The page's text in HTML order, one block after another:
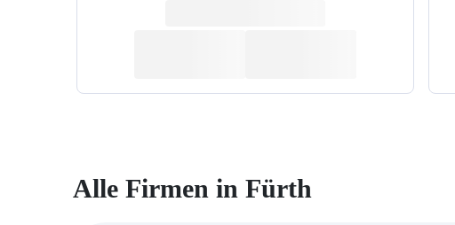
Alle Firmen in Fürth